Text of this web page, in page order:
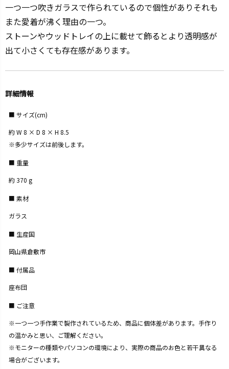
一つ一つ吹きガラスで作られているので個性がありそれも
また愛着が沸く理由の一つ。
ストーンやウッドトレイの上に載せて飾るとより透明感が
出て小さくても存在感があります。
詳細情報
サイズ(cm)
約 W 8 × D 8 × H 8.5
※多少サイズは前後します。
重量
約 370 g
素材
ガラス
生産国
岡山県倉敷市
付属品
座布団
ご注意
※一つ一つ手作業で製作されているため、商品に個体差があります。手作り
の温かみと思い、ご理解ください。
※モニターの種類やパソコンの環境により、実際の商品のお色と若干異なる
場合がございます。